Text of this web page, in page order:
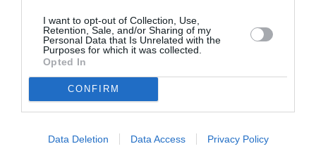
I want to opt-out of Collection, Use,
Retention, Sale, and/or Sharing of my
Personal Data that Is Unrelated with the
Purposes for which it was collected.
Opted In
CONFIRM
Data Deletion Data Access Privacy Policy
Πολιτισμό στοCulturenow.gr
Νέοι Διαγωνισμοί❯
ΞΕΝΟΙ ΣΥΓΓΡΑΦΕΙΣ